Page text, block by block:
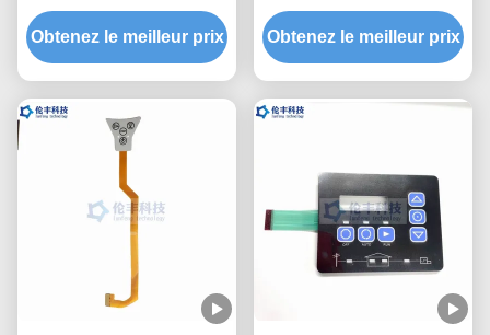
tactile de membrane de
3M467 LED
Obtenez le meilleur prix
liquides de clavier
numérique de membrane
de LED couvre d'un dôme
Obtenez le meilleur prix